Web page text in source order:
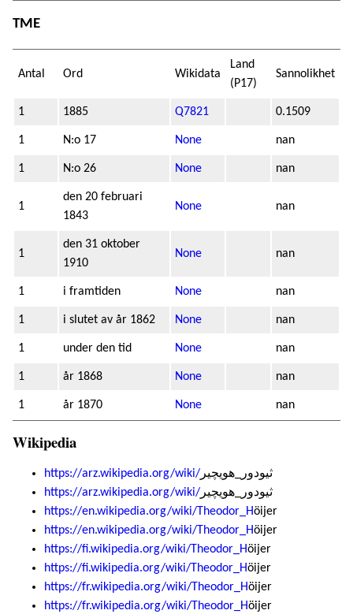
TME
Antal Ord Wikidata
Land
(P17)
Sannolikhet
1 1885 Q7821 0.1509
1 N:o 17 None nan
1 N:o 26 None nan
1
den 20 februari
1843
None nan
1
den 31 oktober
1910
None nan
1 i framtiden None nan
1 i slutet av år 1862 None nan
1 under den tid None nan
1 år 1868 None nan
1 år 1870 None nan
Wikipedia
https://arz.wikipedia.org/wiki/ ثيودور_هويچير
https://arz.wikipedia.org/wiki/ ثيودور_هويچير
https://en.wikipedia.org/wiki/Theodor_Höijer
https://en.wikipedia.org/wiki/Theodor_Höijer
https://fi.wikipedia.org/wiki/Theodor_Höijer
https://fi.wikipedia.org/wiki/Theodor_Höijer
https://fr.wikipedia.org/wiki/Theodor_Höijer
https://fr.wikipedia.org/wiki/Theodor_Höijer